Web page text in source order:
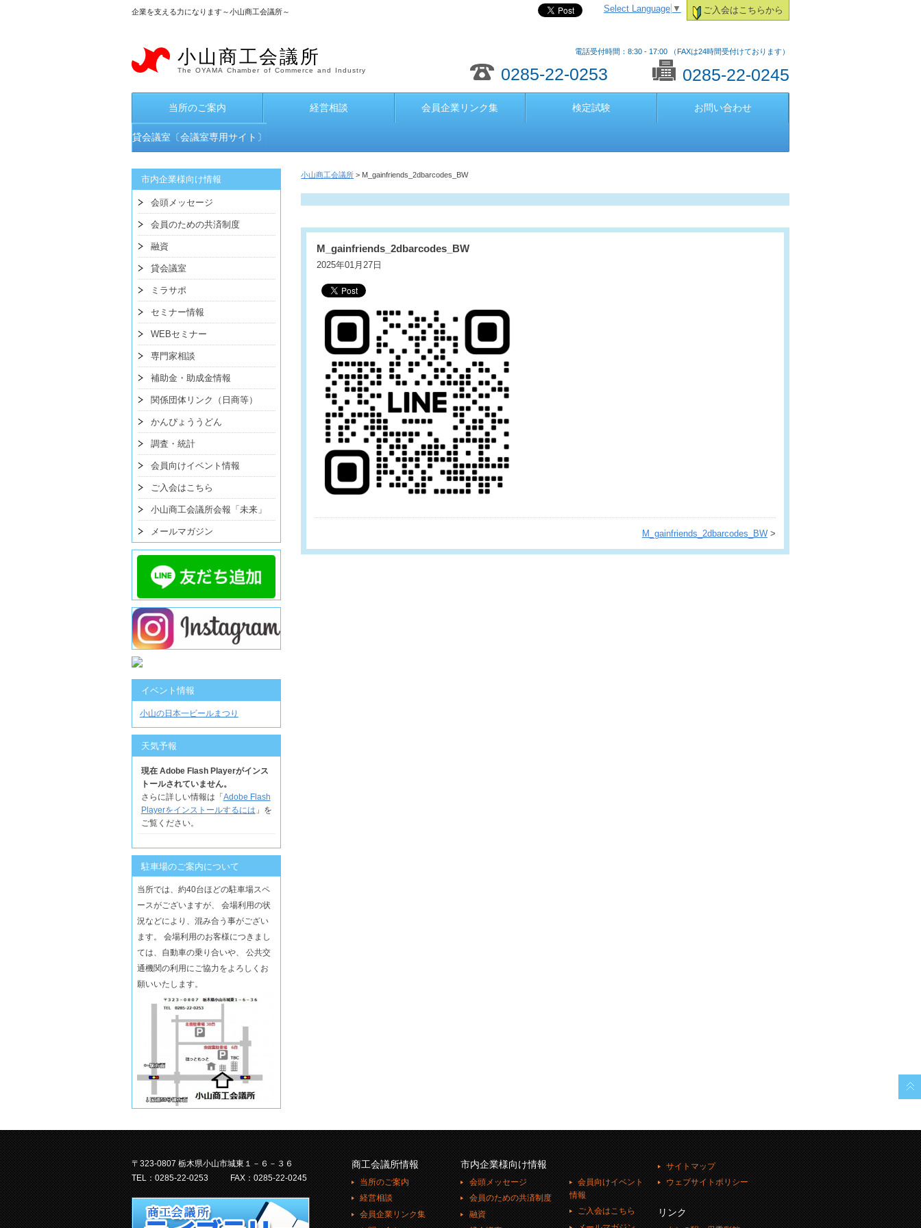
企業を支える力になります～小山商工会議所～ ご入会はこちらから
Select Language ▼
小山商工会議所
The OYAMA Chamber of Commerce and Industry
電話受付時間：8:30 - 17:00 （FAXは24時間受付けております）
0285-22-0253 0285-22-0245
当所のご案内 経営相談 会員企業リンク集 検定試験 お問い合わせ
貸会議室〔会議室専用サイト〕
小山商工会議所 > M_gainfriends_2dbarcodes_BW
M_gainfriends_2dbarcodes_BW
2025年01月27日
M_gainfriends_2dbarcodes_BW>
市内企業様向け情報
会頭メッセージ
会員のための共済制度
融資
貸会議室
ミラサポ
セミナー情報
WEBセミナー
専門家相談
補助金・助成金情報
関係団体リンク（日商等）
かんぴょううどん
調査・統計
会員向けイベント情報
ご入会はこちら
小山商工会議所会報「未来」
メールマガジン
イベント情報
小山の日本一ビールまつり
天気予報
現在 Adobe Flash Playerがインス
トールされていません。
さらに詳しい情報は「 Adobe Flash
Playerをインストールするには 」を
ご覧ください。
駐車場のご案内について
当所では、約40台ほどの駐車場スペ
ースがございますが、 会場利用の状
況などにより、混み合う事がござい
ます。 会場利用のお客様につきまし
ては、自動車の乗り合いや、 公共交
通機関の利用にご協力をよろしくお
願いいたします。
〒323-0807 栃木県小山市城東１－６－３６
TEL：0285-22-0253
FAX：0285-22-0245
商工会議所情報
当所のご案内
経営相談
会員企業リンク集
市内企業様向け情報
会頭メッセージ
会員のための共済制度
融資
会員向けイベント
情報
ご入会はこちら
サイトマップ
ウェブサイトポリシー
リンク